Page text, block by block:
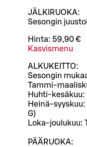
JÄLKIRUOKA:
Sesongin
Hinta: 59,90 €
Kasvismenu
ALKUKEITTO:
Sesongin
Tammi-
Huhti-kesäkuu:
Heinä-
G)
Loka-joulukuu:
PÄÄRUOKA: